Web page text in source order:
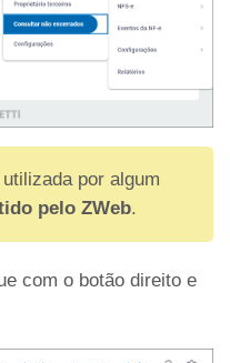
por algum
pelo ZWeb.
com o botão direito e